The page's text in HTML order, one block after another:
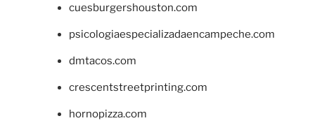
cuesburgershouston.com
psicologiaespecializadaencampeche.com
dmtacos.com
crescentstreetprinting.com
hornopizza.com